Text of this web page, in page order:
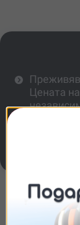
Цената
След
Повече